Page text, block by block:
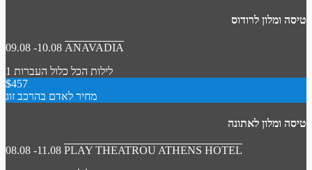
טיסה ומלון לרודוס
09.08 -10.08 ANAVADIA
1 לילות הכל כלול העברות
$457
מחיר לאדם בהרכב זוג
טיסה ומלון לאתונה
08.08 -11.08 PLAY THEATROU ATHENS HOTEL